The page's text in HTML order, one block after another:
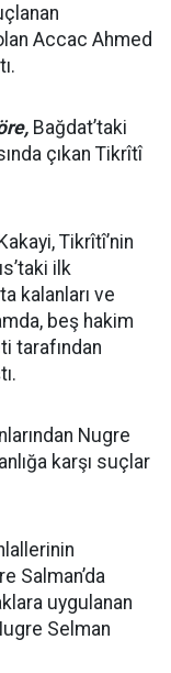
Accac Ahmed
Bağdat’taki
çıkan Tikrîtî
Tikrîtî’nin
ilk
kalanları ve
beş hakim
tarafından
Nugre
karşı suçlar
Salman’da
uygulanan
Selman